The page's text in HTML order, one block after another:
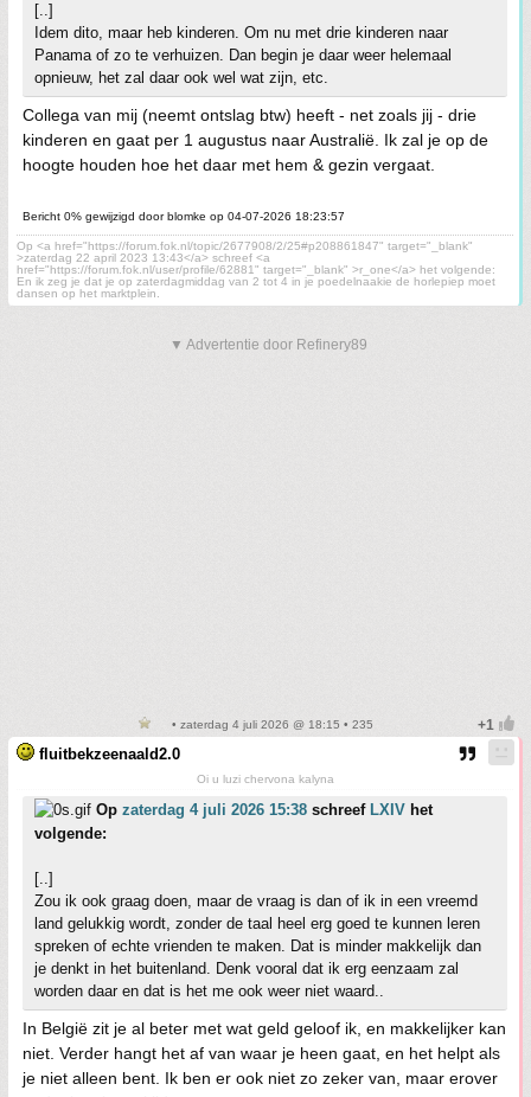
[..]
Idem dito, maar heb kinderen. Om nu met drie kinderen naar
Panama of zo te verhuizen. Dan begin je daar weer helemaal
opnieuw, het zal daar ook wel wat zijn, etc.
Collega van mij (neemt ontslag btw) heeft - net zoals jij - drie
kinderen en gaat per 1 augustus naar Australië. Ik zal je op de
hoogte houden hoe het daar met hem & gezin vergaat.
Bericht 0% gewijzigd door blomke op 04-07-2026 18:23:57
Op <a href="https://forum.fok.nl/topic/2677908/2/25#p208861847" target="_blank"
>zaterdag 22 april 2023 13:43</a> schreef <a
href="https://forum.fok.nl/user/profile/62881" target="_blank" >r_one</a> het volgende:
En ik zeg je dat je op zaterdagmiddag van 2 tot 4 in je poedelnaakie de horlepiep moet
dansen op het marktplein.
▼ Advertentie door Refinery89
• zaterdag 4 juli 2026 @ 18:15 • 235
fluitbekzeenaald2.0
Oi u luzi chervona kalyna
Op zaterdag 4 juli 2026 15:38 schreef LXIV het
volgende:
[..]
Zou ik ook graag doen, maar de vraag is dan of ik in een vreemd
land gelukkig wordt, zonder de taal heel erg goed te kunnen leren
spreken of echte vrienden te maken. Dat is minder makkelijk dan
je denkt in het buitenland. Denk vooral dat ik erg eenzaam zal
worden daar en dat is het me ook weer niet waard..
In België zit je al beter met wat geld geloof ik, en makkelijker kan
niet. Verder hangt het af van waar je heen gaat, en het helpt als
je niet alleen bent. Ik ben er ook niet zo zeker van, maar erover